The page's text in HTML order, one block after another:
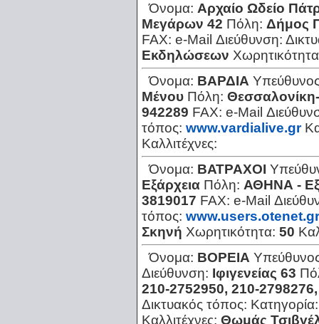
Όνομα: Αρχαίο Ωδείο
Μεγάρων 42 Πόλη: Δήμος
FAX: e-Mail Διεύθυνση:
Εκδηλώσεων
Όνομα: ΒΑΡΔΙΑ
Μένου Πόλη:
942289 FAX: e-Mail
τόπος: www.vardialive.gr
Καλλιτέχνες:
Όνομα: ΒΑΤΡΑΧΟΙ
Εξάρχεια Πόλη: ΑΘΗΝΑ -
3819017 FAX: e-Mail
τόπος:
Σκηνή Χωρητικότητα: 50
Όνομα: ΒΟΡΕΙΑ
Διεύθυνση: Ιφιγενείας 63
210-2752950, 210-
Δικτυακός τόπος:
Καλλιτέχνες: Θωμάς